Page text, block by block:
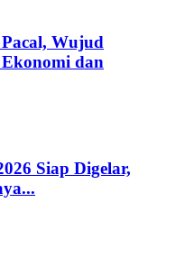
Wujud
dan
Siap Digelar,